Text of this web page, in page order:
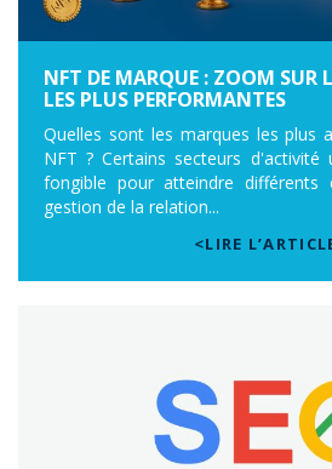
NFT DE MARQUE : ZOOM SUR
LES PLUS PERFORMANTES
Quelles sont les marques les plus
NFT ? Certains secteurs
fongible pour atteindre
gestion de la relation...
<LIRE